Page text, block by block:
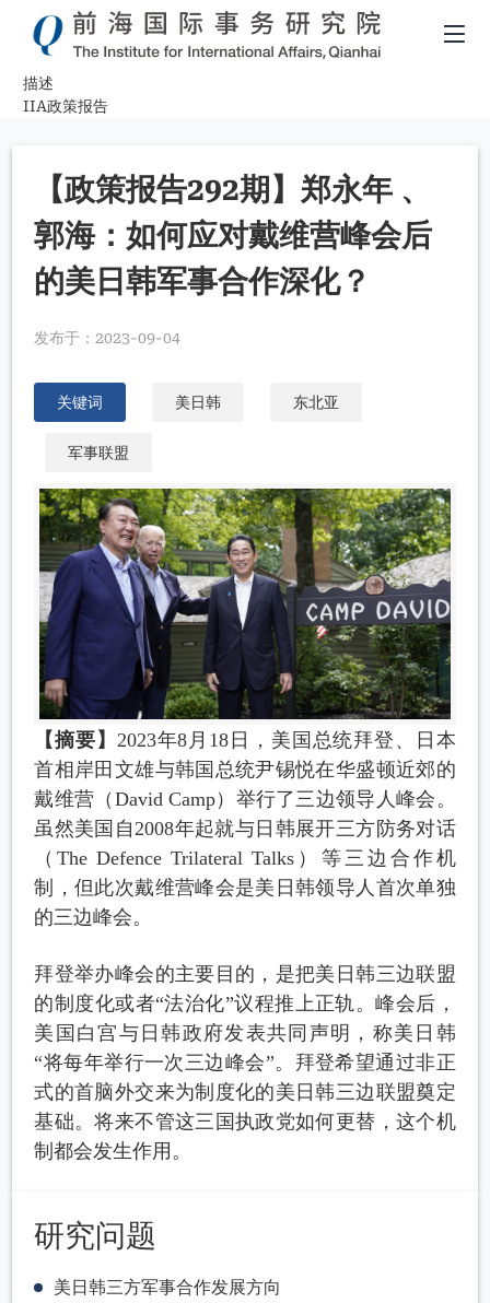
面
屑
描述
IIA政策报告
【政策报告292期】郑永年 、
郭海：如何应对戴维营峰会后
的美日韩军事合作深化？
发布于： 2023-09-04
关键词 美日韩 东北亚
军事联盟
【摘要】 2023年8月18日，美国总统拜登、日本
首相岸田文雄与韩国总统尹锡悦在华盛顿近郊的
戴维营（David Camp）举行了三边领导人峰会。
虽然美国自2008年起就与日韩展开三方防务对话
（The Defence Trilateral Talks）等三边合作机
制，但此次戴维营峰会是美日韩领导人首次单独
的三边峰会。
拜登举办峰会的主要目的，是把美日韩三边联盟
的制度化或者“法治化”议程推上正轨。峰会后，
美国白宫与日韩政府发表共同声明，称美日韩
“将每年举行一次三边峰会”。拜登希望通过非正
式的首脑外交来为制度化的美日韩三边联盟奠定
基础。将来不管这三国执政党如何更替，这个机
制都会发生作用。
研究问题
美日韩三方军事合作发展方向